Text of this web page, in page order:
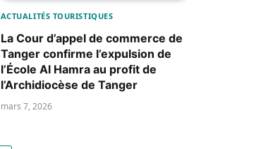
ACTUALITÉS TOURISTIQUES
La Cour d’appel de commerce de
Tanger confirme l’expulsion de
l’École Al Hamra au profit de
l’Archidiocèse de Tanger
mars 7, 2026